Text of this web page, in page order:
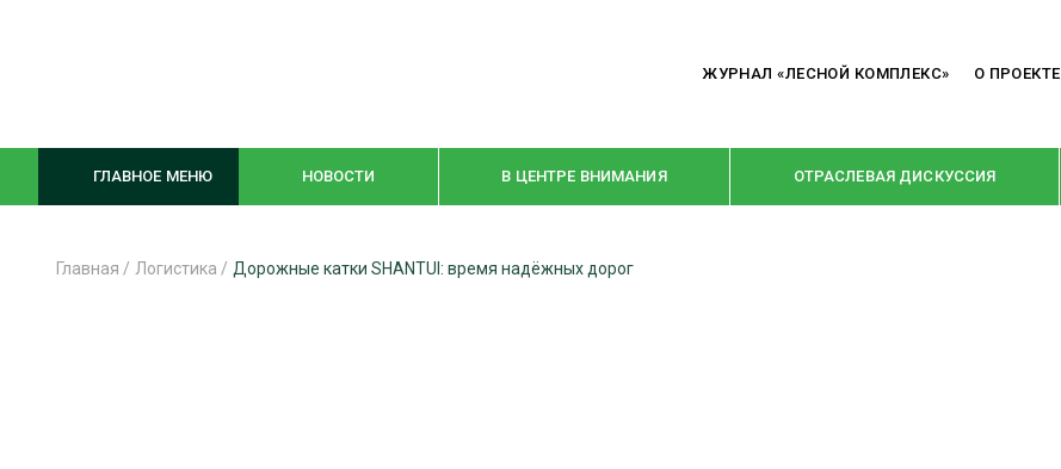
ЖУРНАЛ «ЛЕСНОЙ КОМПЛЕКС» О ПРОЕКТЕ
ГЛАВНОЕ МЕНЮ НОВОСТИ В ЦЕНТРЕ ВНИМАНИЯ ОТРАСЛЕВАЯ ДИСКУССИЯ
Главная / Логистика / Дорожные катки SHANTUI: время надёжных дорог